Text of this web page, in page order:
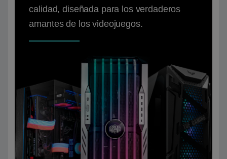
calidad, diseñada para los verdaderos
amantes de los videojuegos.